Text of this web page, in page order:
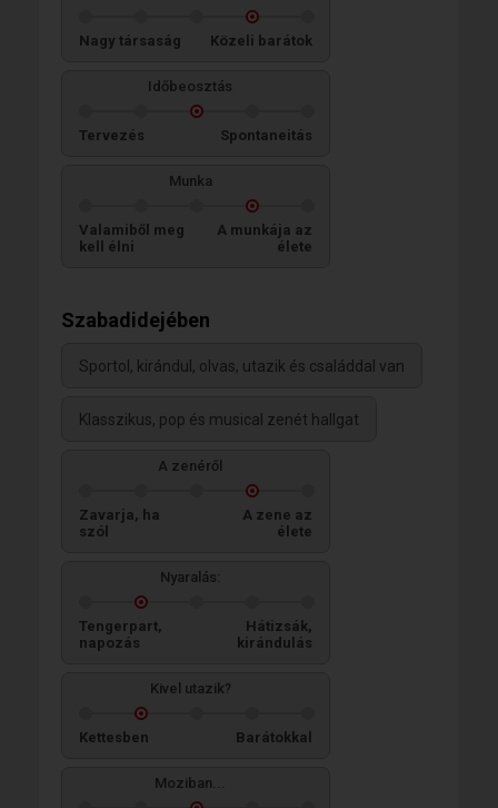
Nagy társaság Közeli barátok
Időbeosztás
Tervezés Spontaneitás
Munka
Valamiből meg
kell élni
A munkája az
élete
Szabadidejében
Sportol, kirándul, olvas, utazik és családdal van
Klasszikus, pop és musical zenét hallgat
A zenéről
Zavarja, ha
szól
A zene az
élete
Nyaralás:
Tengerpart,
napozás
Hátizsák,
kirándulás
Kivel utazik?
Kettesben Barátokkal
Moziban...